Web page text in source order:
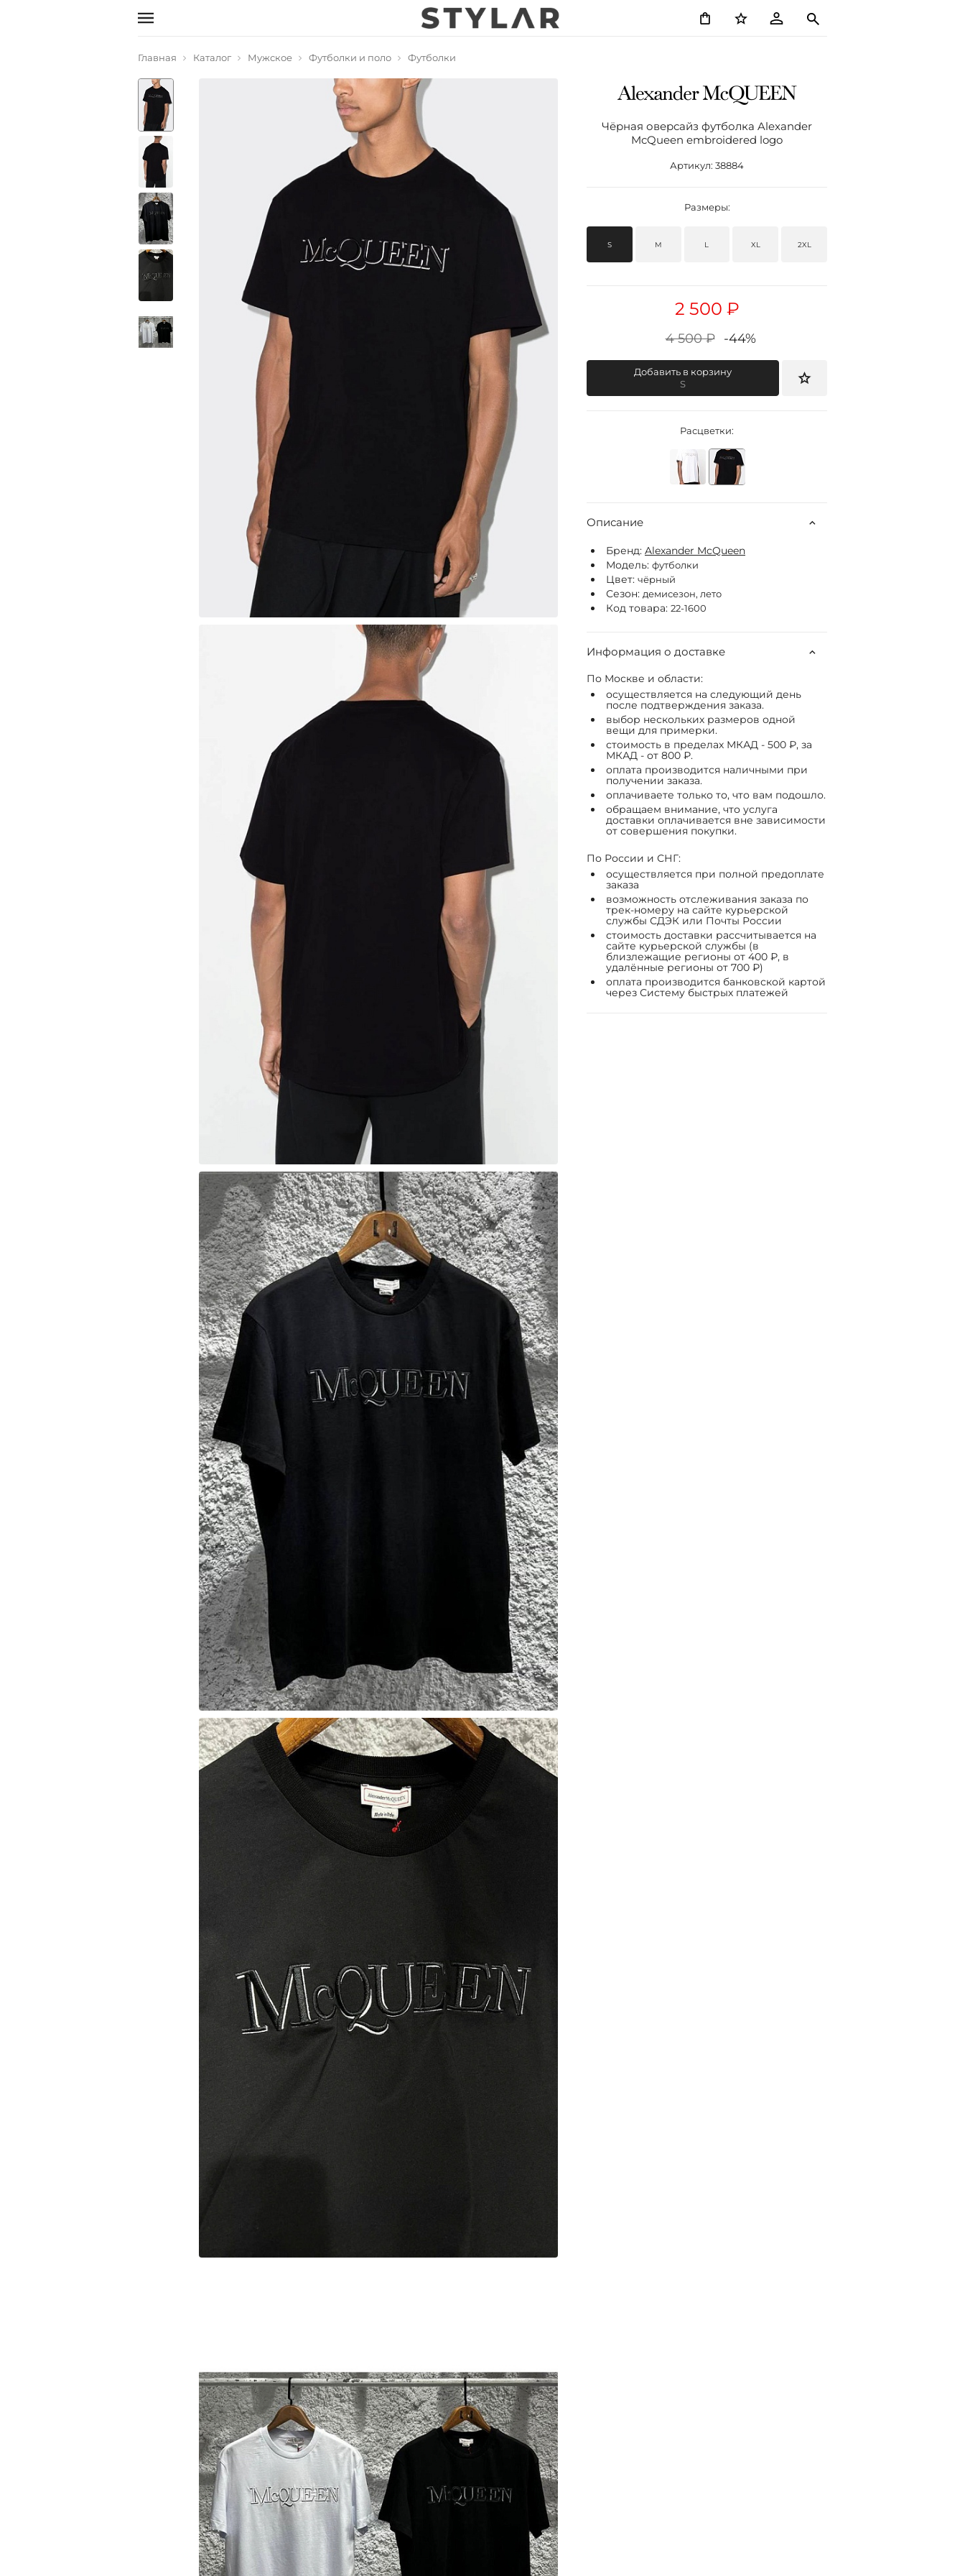
Главная Каталог Мужское Футболки и поло Футболки
Чёрная оверсайз футболка Alexander
McQueen embroidered logo
Артикул: 38884
Размеры:
S M L XL 2XL
2 500 ₽
4 500 ₽ -44%
Добавить в корзину
S
Расцветки:
Описание
Бренд: Alexander McQueen
Модель: футболки
Цвет: чёрный
Сезон: демисезон, лето
Код товара: 22-1600
Информация о доставке
По Москве и области:
осуществляется на следующий день
после подтверждения заказа.
выбор нескольких размеров одной
вещи для примерки.
стоимость в пределах МКАД - 500 ₽, за
МКАД - от 800 ₽.
оплата производится наличными при
получении заказа.
оплачиваете только то, что вам подошло.
обращаем внимание, что услуга
доставки оплачивается вне зависимости
от совершения покупки.
По России и СНГ:
осуществляется при полной предоплате
заказа
возможность отслеживания заказа по
трек-номеру на сайте курьерской
службы СДЭК или Почты России
стоимость доставки рассчитывается на
сайте курьерской службы (в
близлежащие регионы от 400 ₽, в
удалённые регионы от 700 ₽)
оплата производится банковской картой
через Систему быстрых платежей